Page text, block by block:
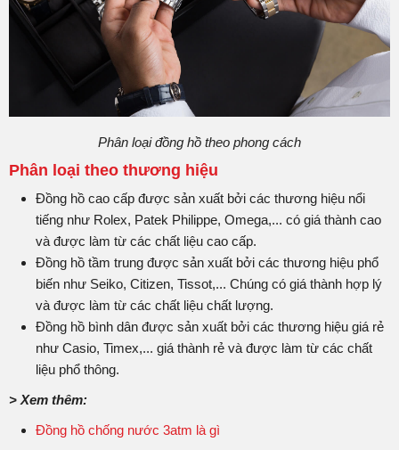
Phân loại đồng hồ theo phong cách
Phân loại theo thương hiệu
Đồng hồ cao cấp được sản xuất bởi các thương hiệu nổi
tiếng như Rolex, Patek Philippe, Omega,... có giá thành cao
và được làm từ các chất liệu cao cấp.
Đồng hồ tầm trung được sản xuất bởi các thương hiệu phổ
biến như Seiko, Citizen, Tissot,... Chúng có giá thành hợp lý
và được làm từ các chất liệu chất lượng.
Đồng hồ bình dân được sản xuất bởi các thương hiệu giá rẻ
như Casio, Timex,... giá thành rẻ và được làm từ các chất
liệu phổ thông.
> Xem thêm:
Đồng hồ chống nước 3atm là gì